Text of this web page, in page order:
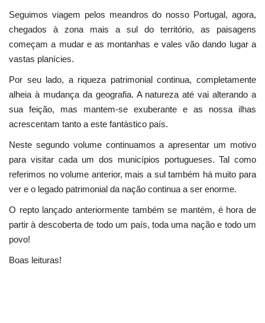
Ambiente
Seguimos viagem pelos meandros do nosso Portugal, agora,
chegados à zona mais a sul do território, as paisagens
começam a mudar e as montanhas e vales vão dando lugar a
vastas planícies.
Por seu lado, a riqueza patrimonial continua, completamente
alheia à mudança da geografia. A natureza até vai alterando a
sua feição, mas mantem-se exuberante e as nossa ilhas
acrescentam tanto a este fantástico país.
Neste segundo volume continuamos a apresentar um motivo
para visitar cada um dos municípios portugueses. Tal como
referimos no volume anterior, mais a sul também há muito para
ver e o legado patrimonial da nação continua a ser enorme.
O repto lançado anteriormente também se mantém, é hora de
partir à descoberta de todo um país, toda uma nação e todo um
povo!
Boas leituras!